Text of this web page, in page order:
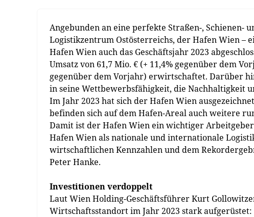
Angebunden an eine perfekte Straßen-, Schienen-
Logistikzentrum Ostösterreichs, der Hafen Wien –
Hafen Wien auch das Geschäftsjahr 2023
Umsatz von 61,7 Mio. € (+ 11,4% gegenüber dem
gegenüber dem Vorjahr) erwirtschaftet. Darüber
in seine Wettbewerbsfähigkeit, die Nachhaltigkeit
Im Jahr 2023 hat sich der Hafen Wien
befinden sich auf dem Hafen-Areal auch weitere
Damit ist der Hafen Wien ein wichtiger
Hafen Wien als nationale und internationale
wirtschaftlichen Kennzahlen und dem
Peter Hanke.
Investitionen verdoppelt
Laut Wien Holding-Geschäftsführer Kurt
Wirtschaftsstandort im Jahr 2023 stark